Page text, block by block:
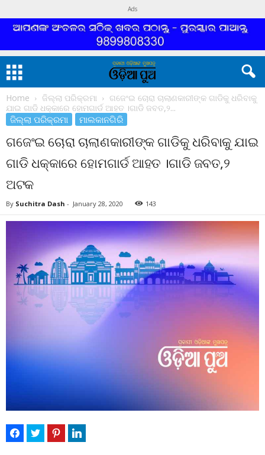
Ads
Home ଜିଲ୍ଲା ପରିକ୍ରମା
ଗଜେଂଇ ଚୋରା ଚାଲାଣକାରୀଙ୍କ ଗାଡିକୁ ଧରିବାକୁ
ଯାଇ ଗାଡି ଧକ୍କାରେ ହୋମଗାର୍ଡ ଆହତ ।ଗାଡି ଜବତ,୨...
ଜିଲ୍ଲା ପରିକ୍ରମା ମାଲକାନଗିରି
ଗଜେଂଇ ଚୋରା ଚାଲାଣକାରୀଙ୍କ ଗାଡିକୁ ଧରିବାକୁ ଯାଇ
ଗାଡି ଧକ୍କାରେ ହୋମଗାର୍ଡ ଆହତ ।ଗାଡି ଜବତ,୨
ଅଟକ
By Suchitra Dash - January 28, 2020 143